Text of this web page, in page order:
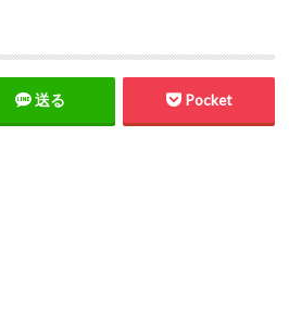
送る Pocket